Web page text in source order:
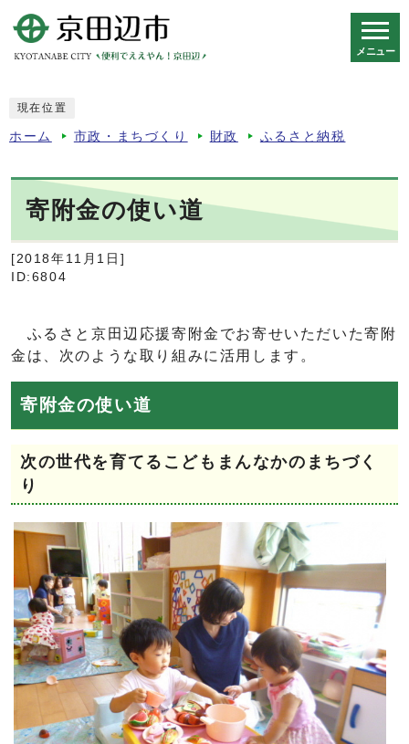
メニュー
現在位置
ホーム 市政・まちづくり 財政 ふるさと納税
寄附金の使い道
[2018年11月1日]
ID:6804
ふるさと京田辺応援寄附金でお寄せいただいた寄附
金は、次のような取り組みに活用します。
寄附金の使い道
次の世代を育てるこどもまんなかのまちづく
り